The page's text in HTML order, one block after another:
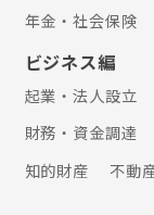
年金・社会保険
ビジネス編
起業・法人設立
財務・資金調達
知的財産
不動